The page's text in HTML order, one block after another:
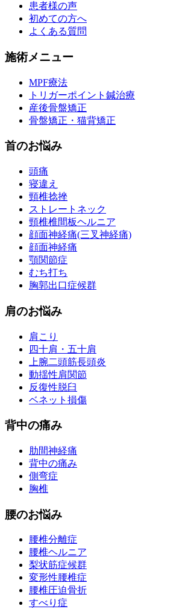
患者様の声
初めての方へ
よくある質問
施術メニュー
MPF療法
トリガーポイント鍼治療
産後骨盤矯正
骨盤矯正・猫背矯正
首のお悩み
頭痛
寝違え
頸椎捻挫
ストレートネック
頸椎椎間板ヘルニア
顔面神経痛(三叉神経痛)
顔面神経痛
顎関節症
むち打ち
胸郭出口症候群
肩のお悩み
肩こり
四十肩・五十肩
上腕二頭筋長頭炎
動揺性肩関節
反復性脱臼
ベネット損傷
背中の痛み
肋間神経痛
背中の痛み
側弯症
胸椎
腰のお悩み
腰椎分離症
腰椎ヘルニア
梨状筋症候群
変形性腰椎症
腰椎圧迫骨折
すべり症